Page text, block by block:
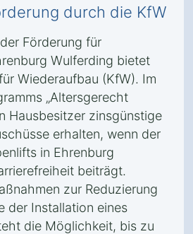
durch die KfW
Förderung für
Wulferding bietet
Wiederaufbau (KfW). Im
„Altersgerecht
Hausbesitzer zinsgünstige
erhalten, wenn der
in Ehrenburg
beiträgt.
zur Reduzierung
der Installation eines
die Möglichkeit, bis zu